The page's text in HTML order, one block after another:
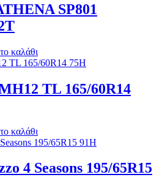
SP801
καλάθι
TL 165/60R14
καλάθι
4 Seasons 195/65R15